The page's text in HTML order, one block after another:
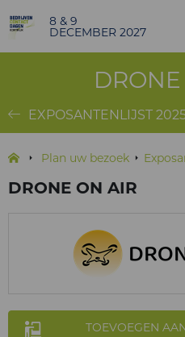
8 & 9
DECEMBER 2027
EXPOSANTENLIJST
Plan uw bezoek
DRONE ON AIR
TOEVOEGEN